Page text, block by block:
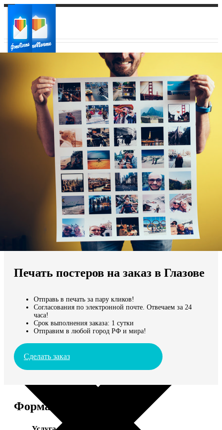
Ваш город:
Ваш регион доставки
Выберите из списка:
Мы доставляем по всему миру
Продолжить без города
Печать постеров на заказ в Глазове
Отправь в печать за пару кликов!
Согласования по электронной почте. Отвечаем за 24
часа!
Срок выполнения заказа: 1 сутки
Отправим в любой город РФ и мира!
Сделать заказ
Форматы и цены